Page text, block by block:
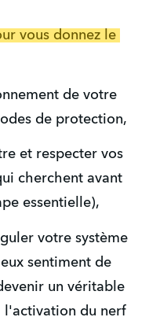
vous donnez le
de votre
de protection,
et respecter vos
cherchent avant
essentielle),
votre système
sentiment de
un véritable
l'activation du nerf